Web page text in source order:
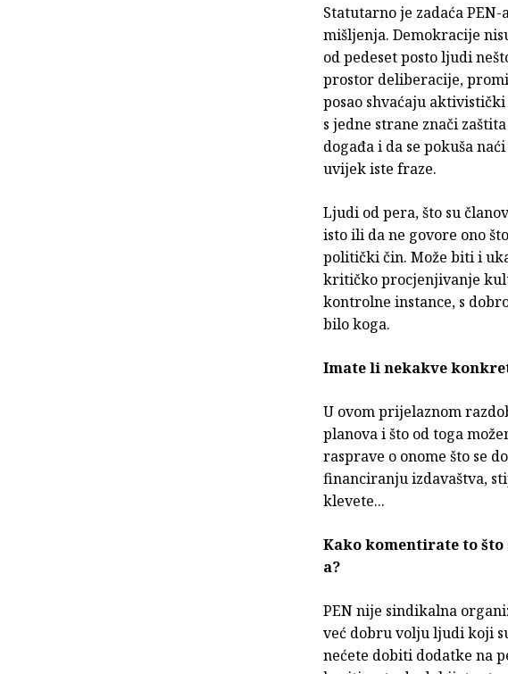
Statutarno je zadaća
mišljenja. Demokracije
od pedeset posto ljudi
prostor deliberacije,
posao shvaćaju
s jedne strane znači
događa i da se pokuša
uvijek iste fraze.
Ljudi od pera, što su
isto ili da ne govore ono
politički čin. Može biti i
kritičko procjenjivanje
kontrolne instance, s
bilo koga.
Imate li nekakve
U ovom prijelaznom
planova i što od toga
rasprave o onome što se
financiranju izdavaštva,
klevete...
Kako komentirate to što
a?
PEN nije sindikalna
već dobru volju ljudi koji
nećete dobiti dodatke na